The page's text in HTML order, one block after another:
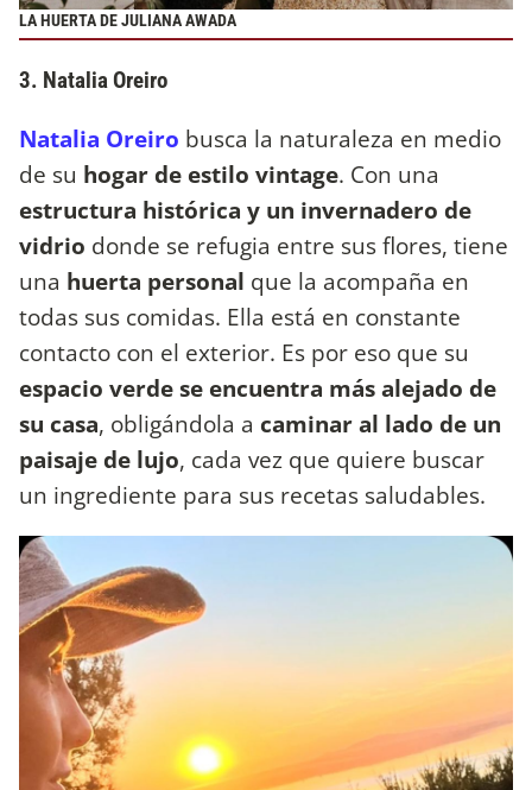
LA HUERTA DE JULIANA AWADA
3. Natalia Oreiro
Natalia Oreiro busca la naturaleza en medio
de su hogar de estilo vintage. Con una
estructura histórica y un invernadero de
vidrio donde se refugia entre sus flores, tiene
una huerta personal que la acompaña en
todas sus comidas. Ella está en constante
contacto con el exterior. Es por eso que su
espacio verde se encuentra más alejado de
su casa, obligándola a caminar al lado de un
paisaje de lujo, cada vez que quiere buscar
un ingrediente para sus recetas saludables.